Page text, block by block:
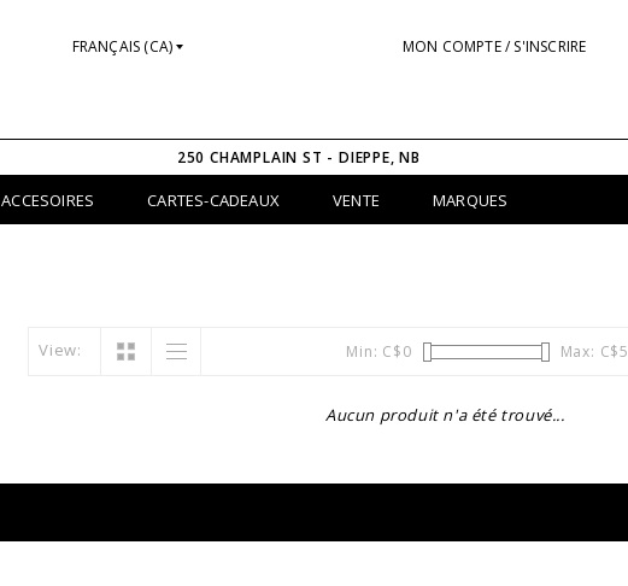
FRANÇAIS (CA) MON COMPTE / S'INSCRIRE
250 CHAMPLAIN ST - DIEPPE, NB
ACCESOIRES CARTES-CADEAUX VENTE MARQUES
View: Min: C$0 Max: C$5
Aucun produit n'a été trouvé...